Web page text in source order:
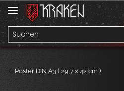
Poster DIN A3 ( 29,7 x 42 cm )